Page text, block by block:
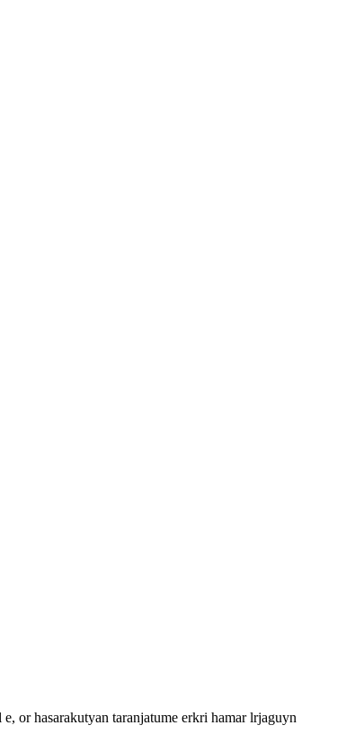
or hasarakutyan taranjatume erkri hamar lrjaguyn